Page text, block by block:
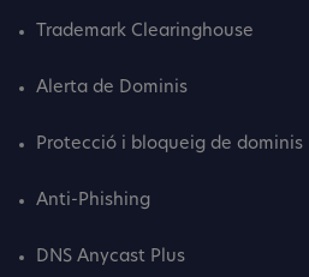
Trademark Clearinghouse
Alerta de Dominis
Protecció i bloqueig de dominis
Anti-Phishing
DNS Anycast Plus